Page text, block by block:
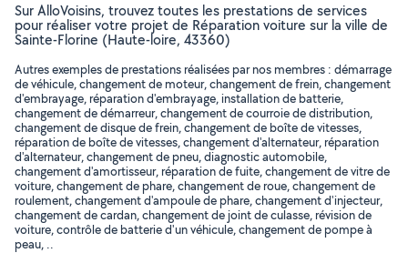
Sur AlloVoisins, trouvez toutes les prestations de services
pour réaliser votre projet de Réparation voiture sur la ville de
Sainte-Florine (Haute-loire, 43360)
Autres exemples de prestations réalisées par nos membres : démarrage
de véhicule, changement de moteur, changement de frein, changement
d'embrayage, réparation d'embrayage, installation de batterie,
changement de démarreur, changement de courroie de distribution,
changement de disque de frein, changement de boîte de vitesses,
réparation de boîte de vitesses, changement d'alternateur, réparation
d'alternateur, changement de pneu, diagnostic automobile,
changement d'amortisseur, réparation de fuite, changement de vitre de
voiture, changement de phare, changement de roue, changement de
roulement, changement d'ampoule de phare, changement d'injecteur,
changement de cardan, changement de joint de culasse, révision de
voiture, contrôle de batterie d'un véhicule, changement de pompe à
peau, ..